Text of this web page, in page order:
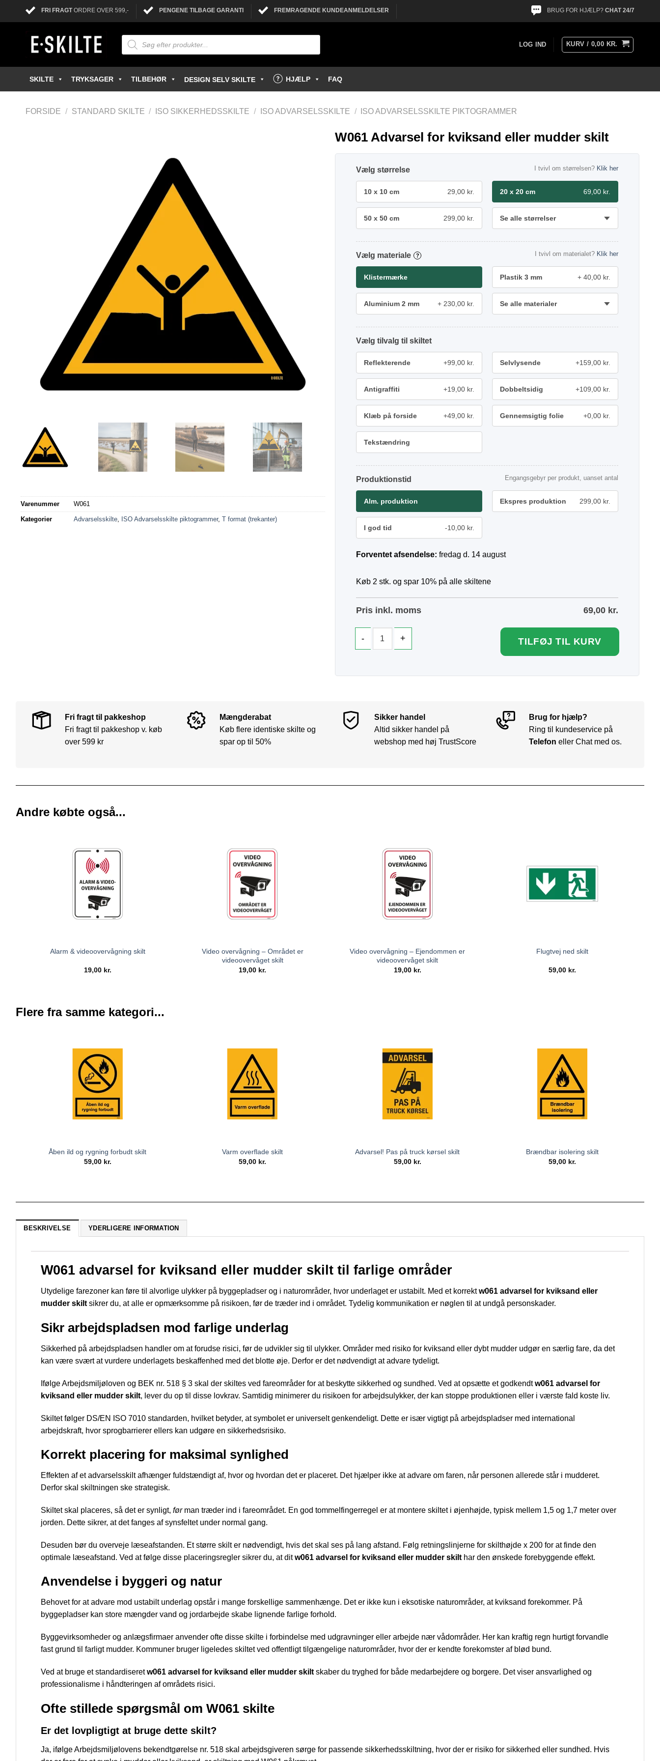
FRI FRAGTORDRE OVER 599,- PENGENE TILBAGE GARANTI FREMRAGENDE KUNDEANMELDELSER BRUG FOR HJÆLP? CHAT 24/7
LOG IND KURV / 0,00 KR.
SKILTE TRYKSAGER TILBEHØR DESIGN SELV SKILTE HJÆLP FAQ
FORSIDE / STANDARD SKILTE / ISO SIKKERHEDSSKILTE / ISO ADVARSELSSKILTE / ISO ADVARSELSSKILTE PIKTOGRAMMER
Varenummer W061
Kategorier Advarselsskilte ISO Advarselsskilte piktogrammer, T format (trekanter)
W061 Advarsel for kviksand eller mudder skilt
størrelse I tvivl om størrelsen? Klik her
10 x 10 cm 29,00 kr. 20 x 20 cm 69,00 kr.
50 x 50 cm 299,00 kr. Se alle størrelser
materiale ? I tvivl om materialet? Klik her
Klistermærke Plastik 3 mm 40,00 kr.
Aluminium 2 mm 230,00 kr. Se alle materialer
tilvalg
Reflekterende +99,00 kr. Selvlysende +159,00 kr.
Antigraffiti +19,00 kr. Dobbeltsidig +109,00 kr.
Klæb på forside +49,00 kr. Gennemsigtig folie +0,00 kr.
Tekstændring
Produktionstid Engangsgebyr per produkt, uanset antal
Alm. produktion Ekspres produktion 299,00 kr.
I god tid -10,00 kr.
Forventet afsendelse: fredag d. 14 august
Køb 2 stk. og spar 10% på alle skiltene
Pris inkl. moms 69,00 kr.
TILFØJ TIL KURV
Fri fragt til pakkeshop
Fri fragt til pakkeshop v. køb
over 599 kr
Mængderabat
Køb flere identiske skilte og
spar op til 50%
Sikker handel
Altid sikker handel på
webshop med høj TrustScore
Brug for hjælp?
Ring til kundeservice på
Telefon eller Chat med os.
Andre købte også...
Alarm & videoovervågning skilt
19,00 kr.
Video overvågning – Området er
videoovervåget skilt
19,00 kr.
Video overvågning – Ejendommen er
videoovervåget skilt
19,00 kr.
Flugtvej ned skilt
59,00 kr.
Flere fra samme kategori...
Åben ild og rygning forbudt skilt
59,00 kr.
Varm overflade skilt
59,00 kr.
Advarsel! Pas på truck kørsel skilt
59,00 kr.
Brændbar isolering skilt
59,00 kr.
BESKRIVELSE YDERLIGERE INFORMATION
W061 advarsel for kviksand eller mudder skilt til farlige områder
Utydelige farezoner kan føre til alvorlige ulykker på byggepladser og i naturområder, hvor underlaget er ustabilt. Med et korrektw061 advarsel for kviksand eller
mudder skilt sikrer du, at alle er opmærksomme på risikoen, før de træder ind i området. Tydelig kommunikation er nøglen til at undgå personskader.
Sikr arbejdspladsen mod farlige underlag
Sikkerhed på arbejdspladsen handler om at forudse risici, før de udvikler sig til ulykker. Områder med risiko for kviksand eller dybt mudder udgør en særlig fare, da det
kan være svært at vurdere underlagets beskaffenhed med det blotte øje. Derfor er det nødvendigt at advare tydeligt.
Ifølge Arbejdsmiljøloven og BEK nr. 518 § 3 skal der skiltes ved fareområder for at beskytte sikkerhed og sundhed. Ved at opsætte et godkendtw061 advarsel for
kviksand eller mudder skilt, lever du op til disse lovkrav. Samtidig minimerer du risikoen for arbejdsulykker, der kan stoppe produktionen eller i værste fald koste liv.
Skiltet følger DS/EN ISO 7010 standarden, hvilket betyder, at symbolet er universelt genkendeligt. Dette er især vigtigt på arbejdspladser med international
arbejdskraft, hvor sprogbarrierer ellers kan udgøre en sikkerhedsrisiko.
Korrekt placering for maksimal synlighed
Effekten af et advarselsskilt afhænger fuldstændigt af, hvor og hvordan det er placeret. Det hjælper ikke at advare om faren, når personen allerede står i mudderet.
Derfor skal skiltningen ske strategisk.
Skiltet skal placeres, så det er synligt, førman træder ind i fareområdet. En god tommelfingerregel er at montere skiltet i øjenhøjde, typisk mellem 1,5 og 1,7 meter over
jorden. Dette sikrer, at det fanges af synsfeltet under normal gang.
Desuden bør du overveje læseafstanden. Et større skilt er nødvendigt, hvis det skal ses på lang afstand. Følg retningslinjerne for skilthøjde x 200 for at finde den
optimale læseafstand. Ved at følge disse placeringsregler sikrer du, at ditw061 advarsel for kviksand eller mudder skilt har den ønskede forebyggende effekt.
Anvendelse i byggeri og natur
Behovet for at advare mod ustabilt underlag opstår i mange forskellige sammenhænge. Det er ikke kun i eksotiske naturområder, at kviksand forekommer. På
byggepladser kan store mængder vand og jordarbejde skabe lignende farlige forhold.
Byggevirksomheder og anlægsfirmaer anvender ofte disse skilte i forbindelse med udgravninger eller arbejde nær vådområder. Her kan kraftig regn hurtigt forvandle
fast grund til farligt mudder. Kommuner bruger ligeledes skiltet ved offentligt tilgængelige naturområder, hvor der er kendte forekomster af blød bund.
Ved at bruge et standardiseretw061 advarsel for kviksand eller mudder skilt skaber du tryghed for både medarbejdere og borgere. Det viser ansvarlighed og
professionalisme i håndteringen af områdets risici.
Ofte stillede spørgsmål om W061 skilte
Er det lovpligtigt at bruge dette skilt?
Ja, ifølge Arbejdsmiljølovens bekendtgørelse nr. 518 skal arbejdsgiveren sørge for passende sikkerhedsskiltning, hvor der er risiko for sikkerhed eller sundhed. Hvis